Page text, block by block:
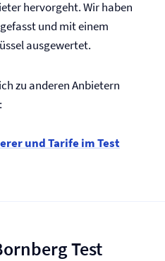
hervorgeht. Wir haben
und mit einem
ausgewertet.
zu anderen Anbietern
und Tarife im Test
Test